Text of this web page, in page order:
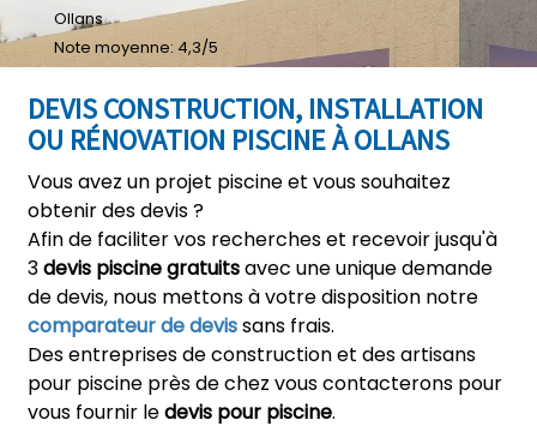
DEVIS CONSTRUCTION, INSTALLATION
OU RÉNOVATION PISCINE À OLLANS
Vous avez un projet piscine et vous souhaitez
obtenir des devis ?
Afin de faciliter vos recherches et recevoir jusqu'à
3devis piscine gratuitsavec une unique demande
de devis, nous mettons à votre disposition notre
comparateur de devissans frais.
Des entreprises de construction et des artisans
pour piscine près de chez vous contacterons pour
vous fournir ledevis pour piscine.
Ollans
Note moyenne: 4,3/5